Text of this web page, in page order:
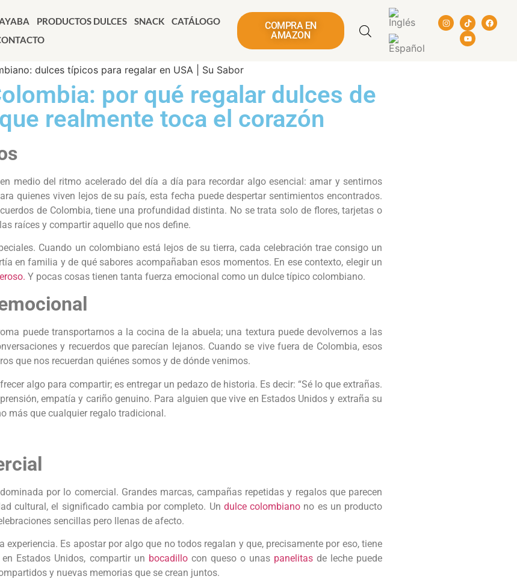
PRODUCTOS DULCES SNACK
CATÁLOGO
COMPRA EN
AMAZON
por qué regalar dulces de
realmente toca el corazón
medio del ritmo acelerado del día a día para recordar algo esencial: amar y sentirnos
quienes viven lejos de su país, esta fecha puede despertar sentimientos encontrados.
de Colombia, tiene una profundidad distinta. No se trata solo de flores, tarjetas o
raíces y compartir aquello que nos define.
Cuando un colombiano está lejos de su tierra, cada celebración trae consigo un
en familia y de qué sabores acompañaban esos momentos. En ese contexto, elegir un
Y pocas cosas tienen tanta fuerza emocional como un dulce típico colombiano.
puede transportarnos a la cocina de la abuela; una textura puede devolvernos a las
y recuerdos que parecían lejanos. Cuando se vive fuera de Colombia, esos
que nos recuerdan quiénes somos y de dónde venimos.
algo para compartir; es entregar un pedazo de historia. Es decir: “Sé lo que extrañas.
empatía y cariño genuino. Para alguien que vive en Estados Unidos y extraña su
más que cualquier regalo tradicional.
por lo comercial. Grandes marcas, campañas repetidas y regalos que parecen
cultural, el significado cambia por completo. Un dulce colombiano no es un producto
sencillas pero llenas de afecto.
Es apostar por algo que no todos regalan y que, precisamente por eso, tiene
Estados Unidos, compartir un bocadillocon queso o unaspanelitasde leche puede
y nuevas memorias que se crean juntos.